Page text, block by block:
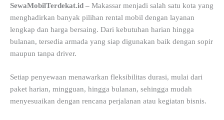
SewaMobilTerdekat.id – Makassar menjadi salah satu kota yang
menghadirkan banyak pilihan rental mobil dengan layanan
lengkap dan harga bersaing. Dari kebutuhan harian hingga
bulanan, tersedia armada yang siap digunakan baik dengan sopir
maupun tanpa driver.
Setiap penyewaan menawarkan fleksibilitas durasi, mulai dari
paket harian, mingguan, hingga bulanan, sehingga mudah
menyesuaikan dengan rencana perjalanan atau kegiatan bisnis.